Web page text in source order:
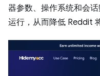
器参数、操作系统和会
运行，从而降低 Reddit